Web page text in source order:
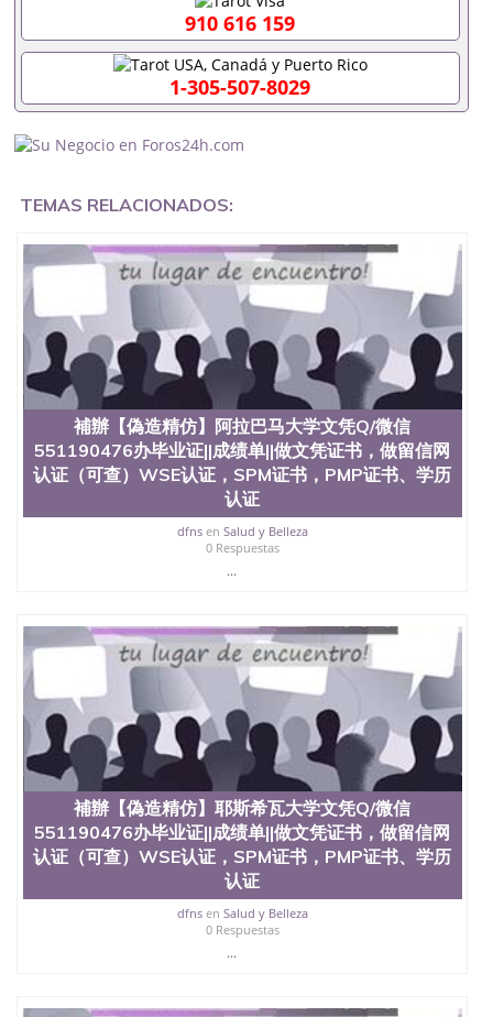
毕业时间都可以根据客户要求安排。 国内找工作假的
毕业证可以用吗551190476假的毕业证成绩单可以办
学历认证吗551190476要定居国外需要办理什么材料
551190476入职事业单位/国企假的毕业证会查吗
551190476入职国企/事业单位需要些什么材料
业证怎么办, 毕业证丢了怎么办, 没有正常毕业怎么办
交材料不齐而被拒之门外551190476您是否因没正常
了,成绩不理想毕不了业怎么办551190476找工作没有
文凭怎么办,怎么办理本科/研究生文凭551190476如
何办理本科/硕士毕业证551190476网上买文凭可靠吗
551190476哪里可以买国外文凭551190476国外本科
毕业证怎么办理551190476国外大学文凭可以打工作
吗551190476怎么办理 外假毕业证551190476哪里可
以制作美国毕业证551190476哪里可以办理澳洲毕业
证551190476留学生在哪里可以买假毕业证
551190476哪里可以办理加拿大毕业证551190476申
请学校办理假的毕业证成绩单可以吗551190476哪里
可以办理水印成绩单551190476哪里可以修改成绩单
GPA分数551190476假毕业证能查出来吗551190476
假文凭网上能查到吗551190476 如何拿到国外毕业证
QQ微信551190476办假大学毕业证QQ微信551190476
国外毕业证去哪认证QQ微信551190476找毕业证封皮
QQ微信551190476国外毕业证外壳定制QQ微信
551190476快速代办国外毕业证QQ微信551190476快
QQ微信551190476国外文凭回国认证QQ微信
551190476泰国文凭办理QQ微信551190476法国留学
回国证明QQ微信551190476 国外烫金照片QQ微信
551190476外国文凭在中国有用吗QQ微信551190476
德国留学回国证明QQ微信551190476爱尔兰留学回国
证明QQ微信551190476国外硕士文凭办理QQ微信
551190476 网上买文凭可靠吗QQ微信551190476买国
外文凭质量QQ微信551190476国外本科毕业证怎么办
理QQ微信551190476国外大学文凭真制作QQ微信
551190476办国外文凭可找工作QQ微信551190476国
外大学有毕业证QQ微信551190476办理国外毕业证价
格QQ微信551190476国外编号查询QQ微信551190476
办理国外文凭要交定金吗QQ微信551190476办国外可
查文凭QQ微信551190476网上购买真文凭可信吗QQ
微信551190476学士学位证书查询机构QQ微信
551190476 国外资格证书办理QQ微信551190476如何
办理学历认证QQ微信551190476海外文凭认证办理
910 616 159
1-305-507-8029
TEMAS RELACIONADOS:
補辦【偽造精仿】阿拉巴马大学文凭Q/微信
551190476办毕业证||成绩单||做文凭证书，做留信网
认证（可查）WSE认证，SPM证书，PMP证书、学历
认证
dfnsen Salud y Belleza
0 Respuestas
...
補辦【偽造精仿】耶斯希瓦大学文凭Q/微信
551190476办毕业证||成绩单||做文凭证书，做留信网
认证（可查）WSE认证，SPM证书，PMP证书、学历
认证
dfnsen Salud y Belleza
0 Respuestas
...